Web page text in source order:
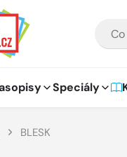
Speciály
BLESK